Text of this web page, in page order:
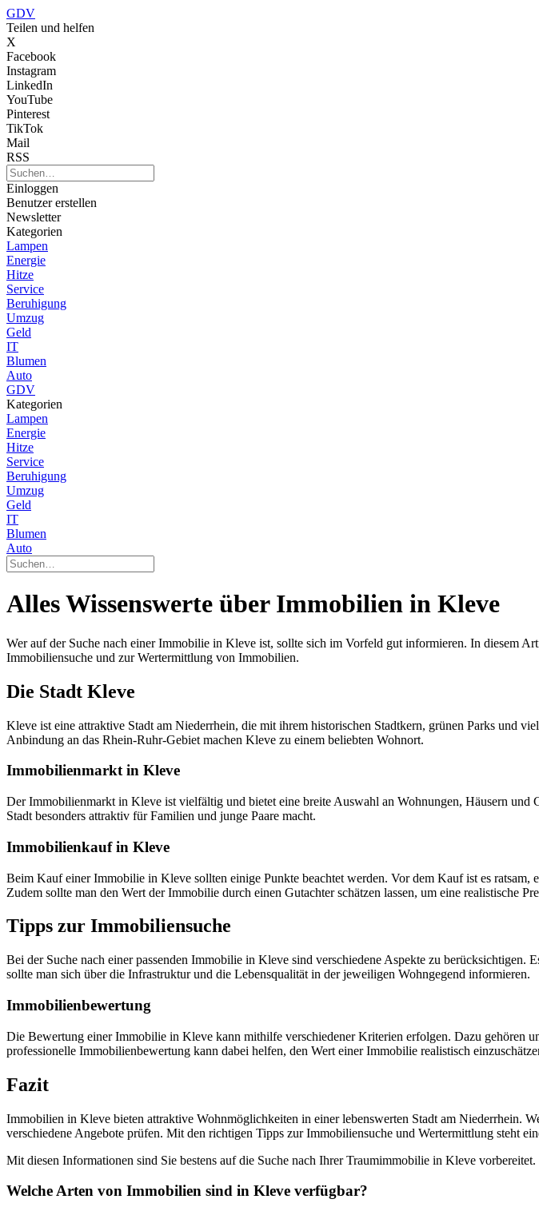
GDV
Teilen und helfen
X
Facebook
Instagram
LinkedIn
YouTube
Pinterest
TikTok
Mail
RSS
Einloggen
Benutzer erstellen
Newsletter
Kategorien
Lampen
Energie
Hitze
Service
Beruhigung
Umzug
Geld
IT
Blumen
Auto
GDV
Kategorien
Lampen
Energie
Hitze
Service
Beruhigung
Umzug
Geld
IT
Blumen
Auto
Alles Wissenswerte über Immobilien in Kleve
Wer auf der Suche nach einer Immobilie in Kleve ist, sollte sich im Vorfeld gut informieren. In diesem
Immobiliensuche und zur Wertermittlung von Immobilien.
Die Stadt Kleve
Kleve ist eine attraktive Stadt am Niederrhein, die mit ihrem historischen Stadtkern, grünen Parks und
Anbindung an das Rhein-Ruhr-Gebiet machen Kleve zu einem beliebten Wohnort.
Immobilienmarkt in Kleve
Der Immobilienmarkt in Kleve ist vielfältig und bietet eine breite Auswahl an Wohnungen, Häusern
Stadt besonders attraktiv für Familien und junge Paare macht.
Immobilienkauf in Kleve
Beim Kauf einer Immobilie in Kleve sollten einige Punkte beachtet werden. Vor dem Kauf ist es
Zudem sollte man den Wert der Immobilie durch einen Gutachter schätzen lassen, um eine realistische
Tipps zur Immobiliensuche
Bei der Suche nach einer passenden Immobilie in Kleve sind verschiedene Aspekte zu
sollte man sich über die Infrastruktur und die Lebensqualität in der jeweiligen Wohngegend informieren.
Immobilienbewertung
Die Bewertung einer Immobilie in Kleve kann mithilfe verschiedener Kriterien erfolgen. Dazu gehören
professionelle Immobilienbewertung kann dabei helfen, den Wert einer Immobilie realistisch
Fazit
Immobilien in Kleve bieten attraktive Wohnmöglichkeiten in einer lebenswerten Stadt am Niederrhein.
verschiedene Angebote prüfen. Mit den richtigen Tipps zur Immobiliensuche und Wertermittlung steht
Mit diesen Informationen sind Sie bestens auf die Suche nach Ihrer Traumimmobilie in Kleve
Welche Arten von Immobilien sind in Kleve verfügbar?